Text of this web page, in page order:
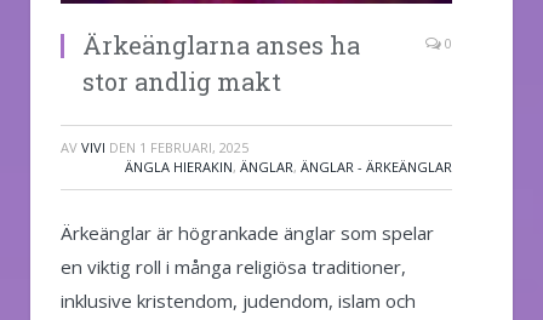
Ärkeänglarna anses ha
stor andlig makt
0
AV VIVI DEN 1 FEBRUARI, 2025
ÄNGLA HIERAKIN, ÄNGLAR, ÄNGLAR - ÄRKEÄNGLAR
Ärkeänglar är högrankade änglar som spelar
en viktig roll i många religiösa traditioner,
inklusive kristendom, judendom, islam och